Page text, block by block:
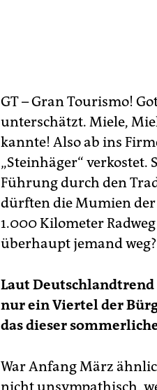
GT – Gran Tourismo!
unterschätzt. Miele,
kannte! Also ab ins
„Steinhäger“
Führung durch den
dürften die Mumien
1.000 Kilometer
überhaupt jemand weg?
Laut
nur ein Viertel der
das dieser
War Anfang März
nicht unsympathisch,